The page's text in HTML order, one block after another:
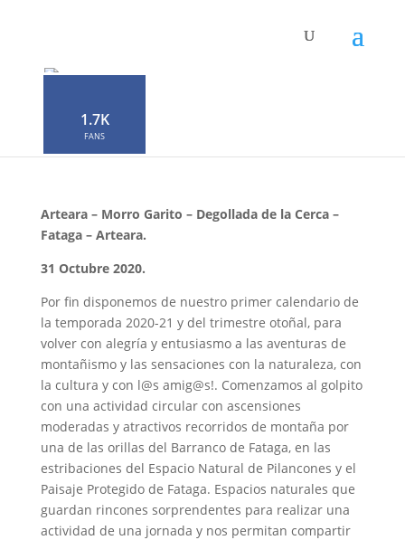
1.7K
FANS
Montañismo. Circular
Neophron
Arteara– Morro Garito – Degollada de laCerca–
Fataga –Arteara.
31 Octubre2020.
Por fin disponemos de nuestro primer calendario de
la temporada 2020-21 y del trimestre otoñal, para
volver con alegría y entusiasmo a las aventuras de
montañismo y las sensaciones con la naturaleza, con
la cultura y con l@s amig@s!. Comenzamos al golpito
con una actividad circular con ascensiones
moderadas y atractivos recorridos de montaña por
una de las orillas del Barranco de Fataga, en las
estribaciones del Espacio Natural de Pilancones y el
Paisaje Protegido de Fataga. Espacios naturales que
guardan rincones sorprendentes para realizar una
actividad de una jornada y nos permitan compartir